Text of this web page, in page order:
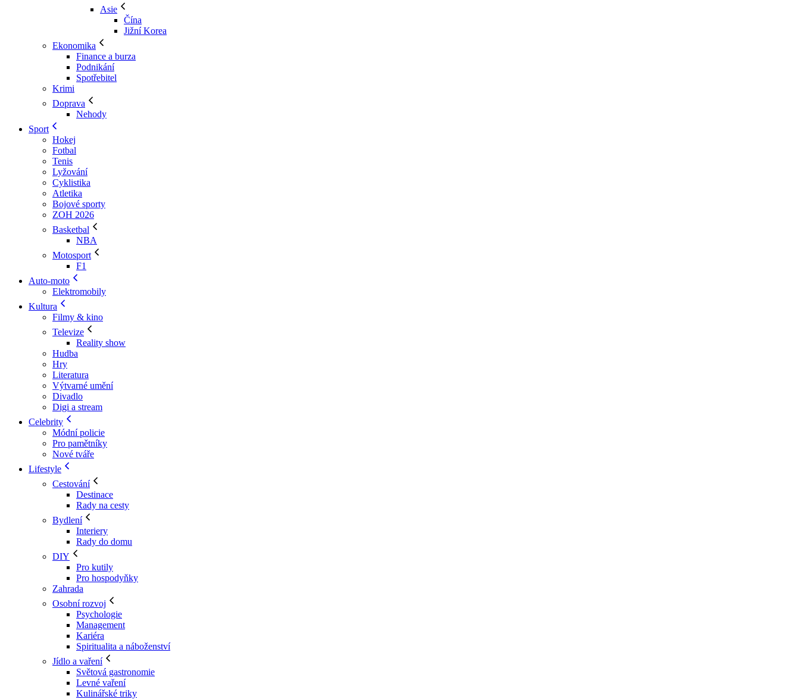
Asie
Čína
Jižní Korea
Ekonomika
Finance a burza
Podnikání
Spotřebitel
Krimi
Doprava
Nehody
Sport
Hokej
Fotbal
Tenis
Lyžování
Cyklistika
Atletika
Bojové sporty
ZOH 2026
Basketbal
NBA
Motosport
F1
Auto-moto
Elektromobily
Kultura
Filmy & kino
Televize
Reality show
Hudba
Hry
Literatura
Výtvarné umění
Divadlo
Digi a stream
Celebrity
Módní policie
Pro pamětníky
Nové tváře
Lifestyle
Cestování
Destinace
Rady na cesty
Bydlení
Interiery
Rady do domu
DIY
Pro kutily
Pro hospodyňky
Zahrada
Osobní rozvoj
Psychologie
Management
Kariéra
Spiritualita a náboženství
Jídlo a vaření
Světová gastronomie
Levné vaření
Kulinářské triky